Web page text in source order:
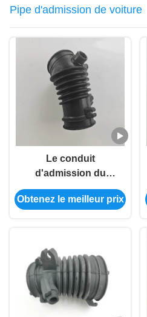
Pipe d'admission de voiture
Le conduit
d'admission du
véhicule à induction à
haut débit Honda RU5
Obtenez le meilleur prix